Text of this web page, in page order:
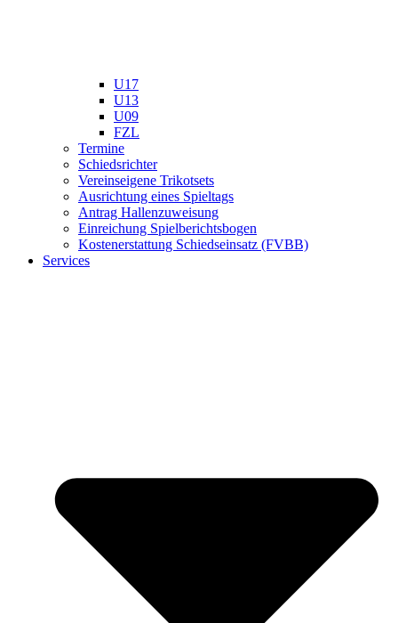
U17
U13
U09
FZL
Termine
Schiedsrichter
Vereinseigene Trikotsets
Ausrichtung eines Spieltags
Antrag Hallenzuweisung
Einreichung Spielberichtsbogen
Kostenerstattung Schiedseinsatz (FVBB)
Services